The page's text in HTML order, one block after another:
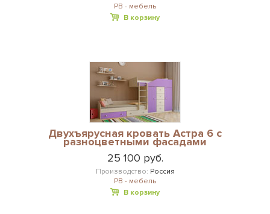
РВ - мебель
В корзину
Двухъярусная кровать Астра 6 с
разноцветными фасадами
25 100 руб.
Производство: Россия
РВ - мебель
В корзину